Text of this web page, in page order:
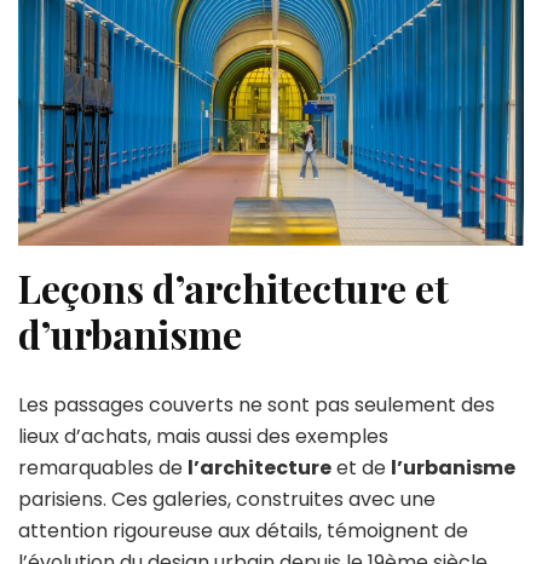
Leçons d’architecture et
d’urbanisme
Les passages couverts ne sont pas seulement des
lieux d’achats, mais aussi des exemples
remarquables de l’architectureet de l’urbanisme
parisiens. Ces galeries, construites avec une
attention rigoureuse aux détails, témoignent de